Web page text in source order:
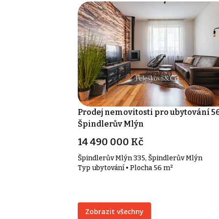
Prodej nemovitosti pro ubytování
Špindlerův Mlýn
14 490 000 Kč
Špindlerův Mlýn 335, Špindlerův Mlýn
Typ ubytování • Plocha 56 m²
Zobrazit všechny